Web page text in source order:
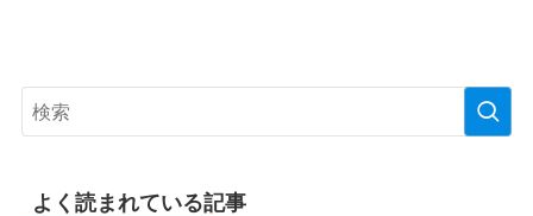
よく読まれている記事